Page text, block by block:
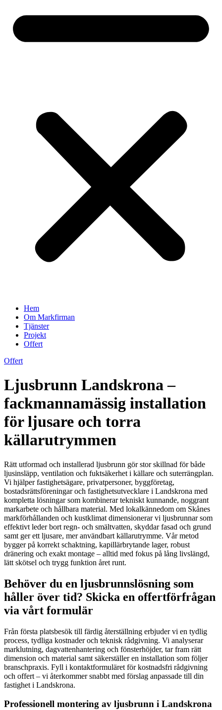
Hem
Om Markfirman
Tjänster
Projekt
Offert
Offert
Ljusbrunn Landskrona –
fackmannamässig installation
för ljusare och torra
källarutrymmen
Rätt utformad och installerad ljusbrunn gör stor skillnad för både
ljusinsläpp, ventilation och fuktsäkerhet i källare och suterrängplan.
Vi hjälper fastighetsägare, privatpersoner, byggföretag,
bostadsrättsföreningar och fastighetsutvecklare i Landskrona med
kompletta lösningar som kombinerar tekniskt kunnande, noggrant
markarbete och hållbara material. Med lokalkännedom om Skånes
markförhållanden och kustklimat dimensionerar vi ljusbrunnar som
effektivt leder bort regn- och smältvatten, skyddar fasad och grund
samt ger ett ljusare, mer användbart källarutrymme. Vår metod
bygger på korrekt schaktning, kapillärbrytande lager, robust
dränering och exakt montage – alltid med fokus på lång livslängd,
lätt skötsel och trygg funktion året runt.
Behöver du en ljusbrunnslösning som
håller över tid? Skicka en offertförfrågan
via vårt formulär
Från första platsbesök till färdig återställning erbjuder vi en tydlig
process, tydliga kostnader och teknisk rådgivning. Vi analyserar
marklutning, dagvattenhantering och fönsterhöjder, tar fram rätt
dimension och material samt säkerställer en installation som följer
branschpraxis. Fyll i kontaktformuläret för kostnadsfri rådgivning
och offert – vi återkommer snabbt med förslag anpassade till din
fastighet i Landskrona.
Professionell montering av ljusbrunn i Landskrona